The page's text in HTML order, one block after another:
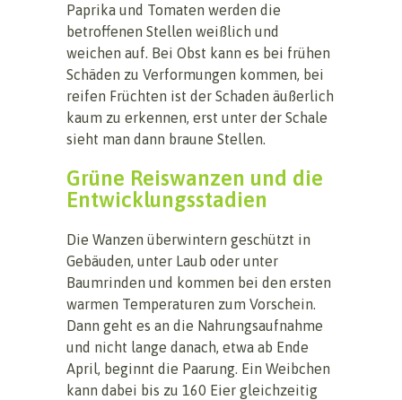
Paprika und Tomaten werden die
betroffenen Stellen weißlich und
weichen auf. Bei Obst kann es bei frühen
Schäden zu Verformungen kommen, bei
reifen Früchten ist der Schaden äußerlich
kaum zu erkennen, erst unter der Schale
sieht man dann braune Stellen.
Grüne Reiswanzen und die
Entwicklungsstadien
Die Wanzen überwintern geschützt in
Gebäuden, unter Laub oder unter
Baumrinden und kommen bei den ersten
warmen Temperaturen zum Vorschein.
Dann geht es an die Nahrungsaufnahme
und nicht lange danach, etwa ab Ende
April, beginnt die Paarung. Ein Weibchen
kann dabei bis zu 160 Eier gleichzeitig